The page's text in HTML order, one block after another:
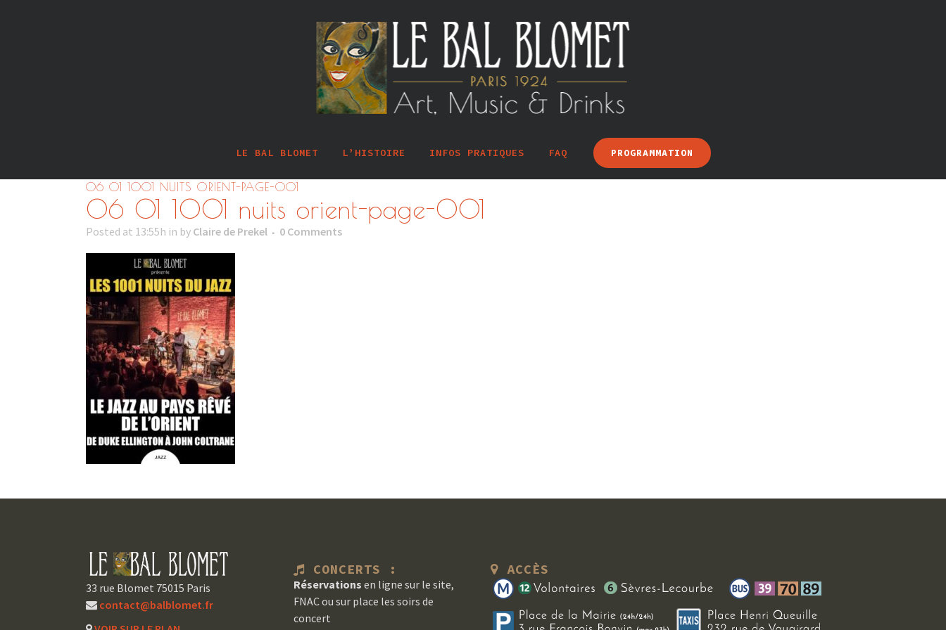
LE BAL BLOMET L’HISTOIRE INFOS PRATIQUES FAQ PROGRAMMATION
06 01 1001 NUITS ORIENT-PAGE-001
06 01 1001 nuits orient-page-001
Posted at 13:55h in by Claire de Prekel 0 Comments
33 rue Blomet 75015 Paris
contact@balblomet.fr
CONCERTS :
Réservations en ligne sur le site,
FNAC ou sur place les soirs de
concert
ACCÈS